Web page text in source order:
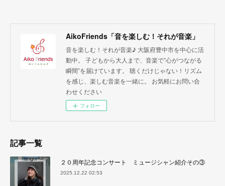
AikoFriends「音を楽しむ！それが音楽」
音を楽しむ！それが音楽♪ 大阪府豊中市を中心に活
動中。 子どもから大人まで、音楽で”心がつながる
瞬間”を届けています。 聴くだけじゃない！リズム
を感じ、楽しむ音楽を一緒に。 お気軽にお問い合
わせください
フォロー
記事一覧
２０周年記念コンサート ミュージシャン紹介その③
2025.12.22 02:53